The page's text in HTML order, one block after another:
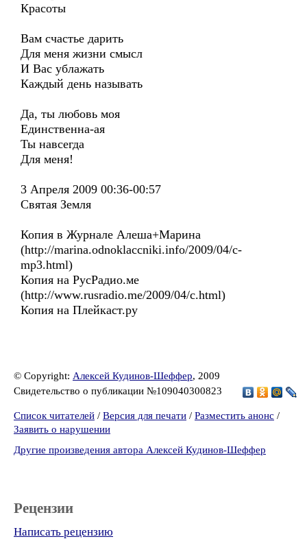
Красоты
Вам счастье дарить
Для меня жизни смысл
И Вас ублажать
Каждый день называть
Да, ты любовь моя
Единственна-ая
Ты навсегда
Для меня!
3 Апреля 2009 00:36-00:57
Святая Земля
Копия в Журнале Алеша+Марина
(http://marina.odnoklaccniki.info/2009/04/c-
mp3.html)
Копия на РусРадио.ме
(http://www.rusradio.me/2009/04/c.html)
Копия на Плейкаст.ру
© Copyright: Алексей Кудинов-Шеффер, 2009
Свидетельство о публикации №109040300823
Список читателей / Версия для печати / Разместить анонс /
Заявить о нарушении
Другие произведения автора Алексей Кудинов-Шеффер
Рецензии
Написать рецензию